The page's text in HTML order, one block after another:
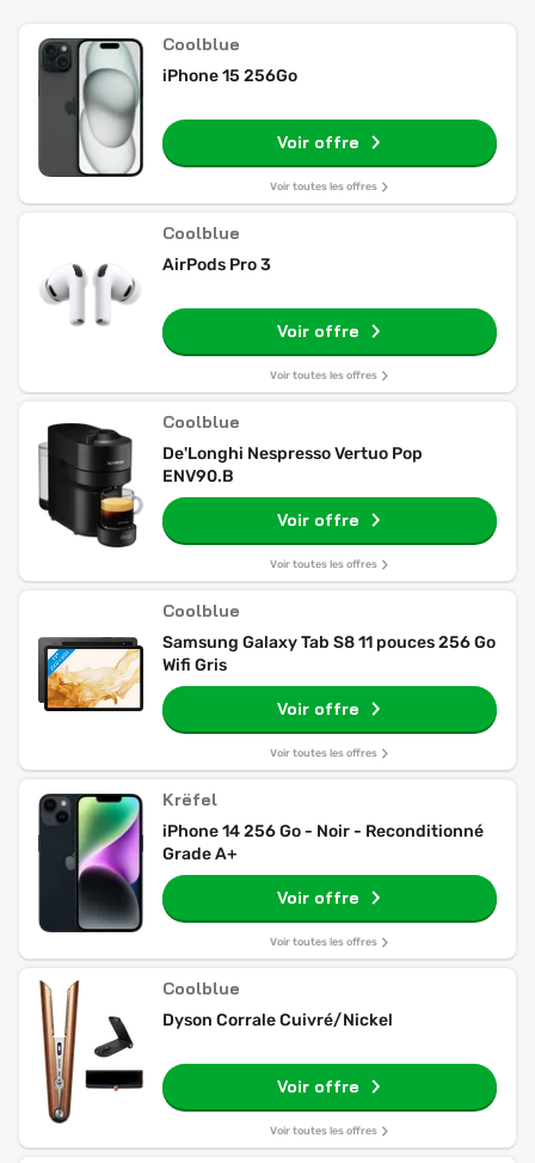
Coolblue
iPhone 15 256Go
Voir offre
Voir toutes les offres
Coolblue
AirPods Pro 3
Voir offre
Voir toutes les offres
Coolblue
De'Longhi Nespresso Vertuo Pop
ENV90.B
Voir offre
Voir toutes les offres
Coolblue
Samsung Galaxy Tab S8 11 pouces 256 Go
Wifi Gris
Voir offre
Voir toutes les offres
Krëfel
iPhone 14 256 Go - Noir - Reconditionné
Grade A+
Voir offre
Voir toutes les offres
Coolblue
Dyson Corrale Cuivré/Nickel
Voir offre
Voir toutes les offres